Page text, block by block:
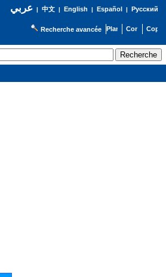
عربي| 中文| English | Español | Русский
Recherche avancée